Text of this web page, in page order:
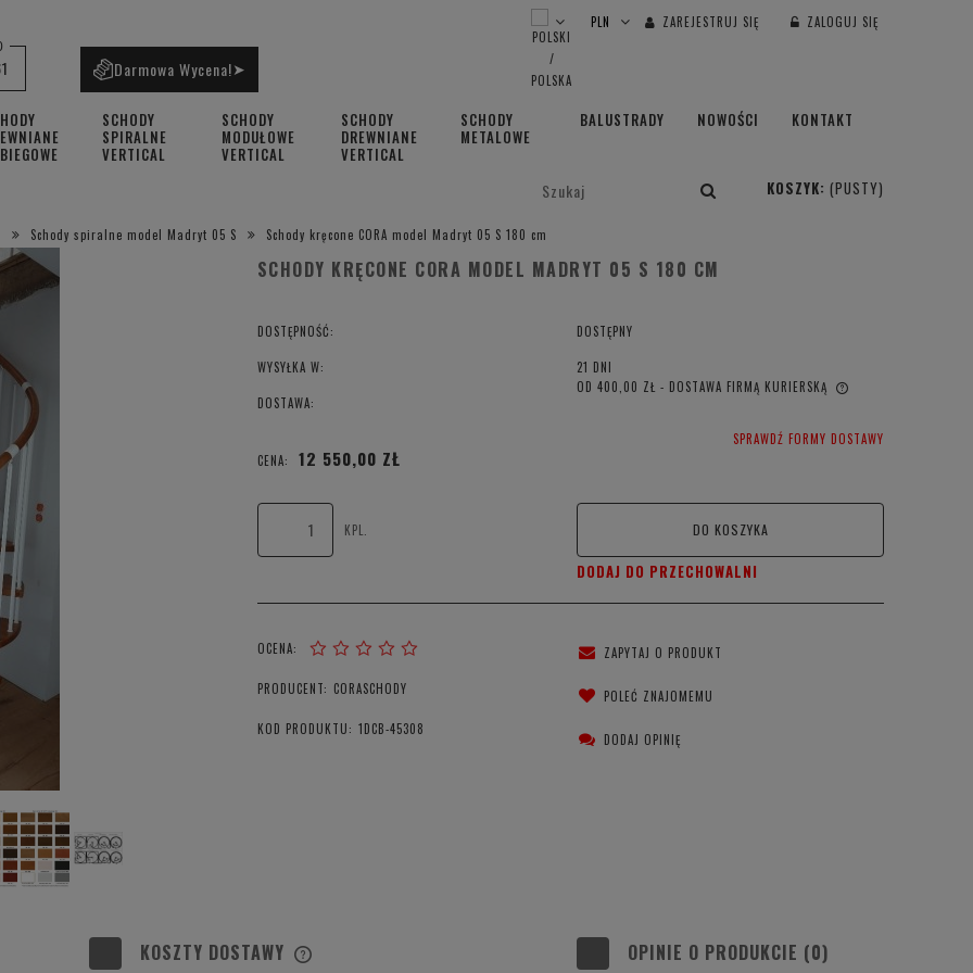
ZAREJESTRUJ SIĘ ZALOGUJ SIĘ
SCHODY
SPIRALNE
VERTICAL
SCHODY
MODUŁOWE
VERTICAL
SCHODY
DREWNIANE
VERTICAL
SCHODY
METALOWE
BALUSTRADY NOWOŚCI KONTAKT
Darmowa Wycena!➤
KOSZYK: (PUSTY)
Schody spiralne model Madryt 05 S Schody kręcone CORA model Madryt 05 S 180 cm
SCHODY KRĘCONE CORA MODEL MADRYT 05 S 180 CM
DOSTĘPNOŚĆ: DOSTĘPNY
WYSYŁKA W: 21 DNI
DOSTAWA:
OD 400,00 ZŁ - DOSTAWA FIRMĄ KURIERSKĄ
CENA NIE ZAWIERA EWENTUALNYCHSPRAWDŹ FORMY DOSTAWY
CENA:
12 550,00 ZŁ
KPL. DO KOSZYKA
DODAJ DO PRZECHOWALNI
OCENA:
PRODUCENT: CORASCHODY
KOD PRODUKTU: 1DCB-45308
ZAPYTAJ O PRODUKT
POLEĆ ZNAJOMEMU
DODAJ OPINIĘ
KOSZTY DOSTAWY OPINIE O PRODUKCIE (0)